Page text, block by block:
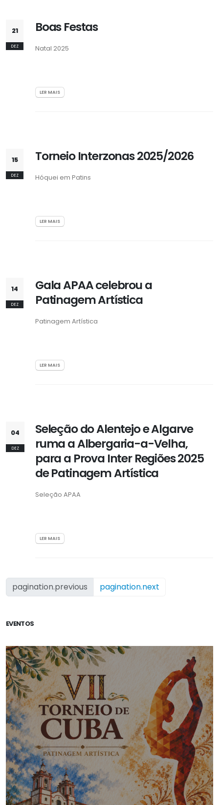
21
DEZ
Boas Festas
Natal 2025
LER MAIS
15
DEZ
Torneio Interzonas 2025/2026
Hóquei em Patins
LER MAIS
14
DEZ
Gala APAA celebrou a
Patinagem Artística
Patinagem Artística
LER MAIS
04
DEZ
Seleção do Alentejo e Algarve
ruma a Albergaria-a-Velha,
para a Prova Inter Regiões 2025
de Patinagem Artística
Seleção APAA
LER MAIS
pagination.previous pagination.next
EVENTOS